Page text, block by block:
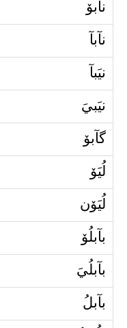
نآبۆ
نآبآ
نيَبآ
نيَبيَ
گآبۆ
لُيَۆ
لُيَۆن
بآبلُۆ
بآبلُيَ
بآبلُ